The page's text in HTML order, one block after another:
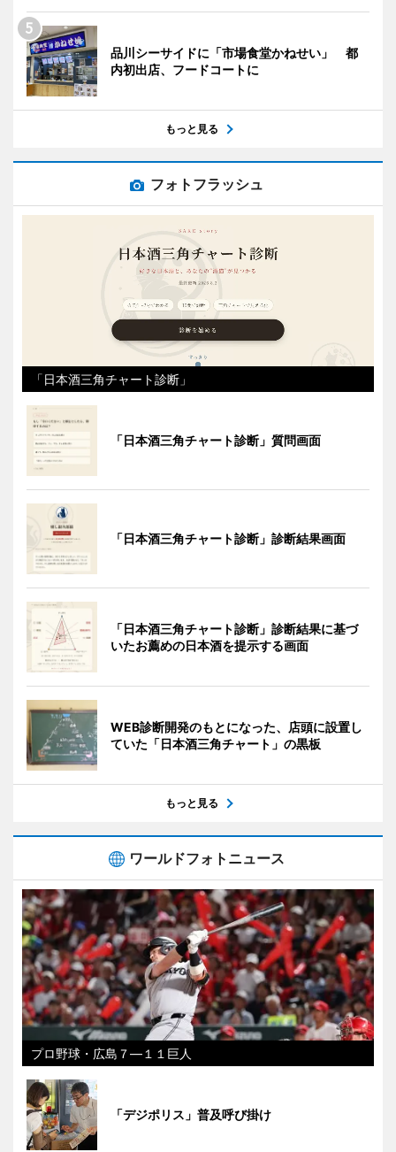
品川シーサイドに「市場食堂かねせい」 都
内初出店、フードコートに
もっと見る
フォトフラッシュ
「日本酒三角チャート診断」
「日本酒三角チャート診断」質問画面
「日本酒三角チャート診断」診断結果画面
「日本酒三角チャート診断」診断結果に基づ
いたお薦めの日本酒を提示する画面
WEB診断開発のもとになった、店頭に設置し
ていた「日本酒三角チャート」の黒板
もっと見る
ワールドフォトニュース
プロ野球・広島７―１１巨人
「デジポリス」普及呼び掛け